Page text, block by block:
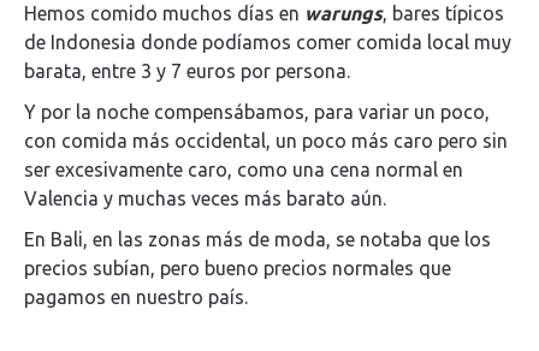
Hemos comido muchos días en warungs, bares típicos
de Indonesia donde podíamos comer comida local muy
barata, entre 3 y 7 euros por persona.
Y por la noche compensábamos, para variar un poco,
con comida más occidental, un poco más caro pero sin
ser excesivamente caro, como una cena normal en
Valencia y muchas veces más barato aún.
En Bali, en las zonas más de moda, se notaba que los
precios subían, pero bueno precios normales que
pagamos en nuestro país.